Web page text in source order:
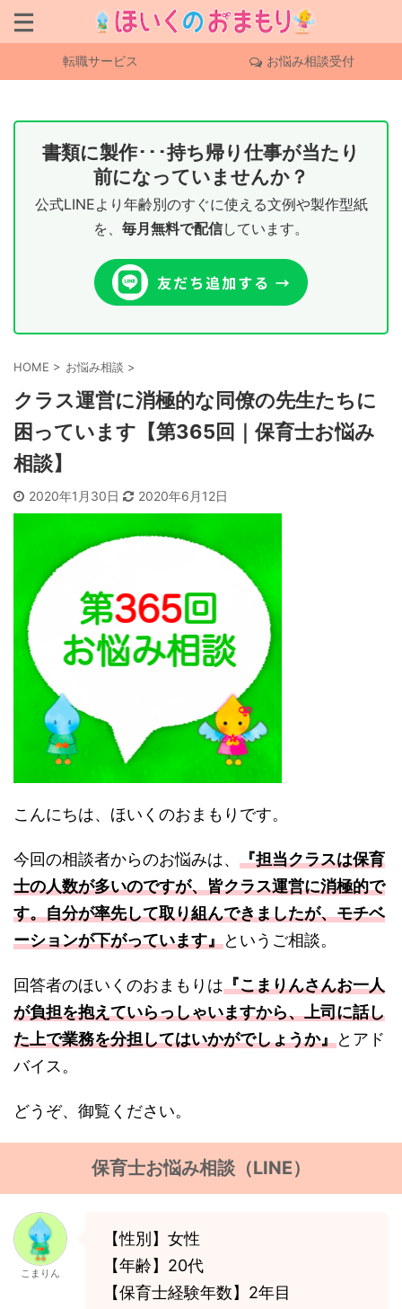
転職サービス お悩み相談受付
書類に製作･･･持ち帰り仕事が当たり
前になっていませんか？
公式LINEより年齢別のすぐに使える文例や製作型紙
を、 毎月無料で配信しています。
HOME > お悩み相談 >
クラス運営に消極的な同僚の先生たちに
困っています【第365回｜保育士お悩み
相談】
2020年1月30日 2020年6月12日
こんにちは、ほいくのおまもりです。
今回の相談者からのお悩みは、 『担当クラスは保育
士の人数が多いのですが、皆クラス運営に消極的で
す。自分が率先して取り組んできましたが、モチベ
ーションが下がっています』というご相談。
回答者のほいくのおまもりは『こまりんさんお一人
が負担を抱えていらっしゃいますから、上司に話し
た上で業務を分担してはいかがでしょうか』とアド
バイス。
どうぞ、御覧ください。
保育士お悩み相談（LINE）
こまりん
【性別】女性
【年齢】20代
【保育士経験年数】2年目